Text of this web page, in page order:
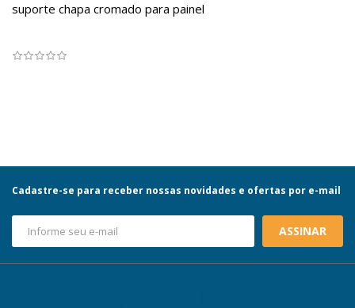
suporte chapa cromado para painel
Cadastre-se para receber nossas novidades e ofertas por e-mail
ASSINAR